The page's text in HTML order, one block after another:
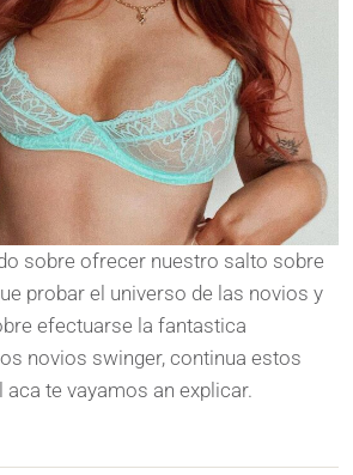
sobre ofrecer nuestro salto sobre
probar el universo de las novios y
efectuarse la fantastica
novios swinger, continua estos
te vayamos an explicar.